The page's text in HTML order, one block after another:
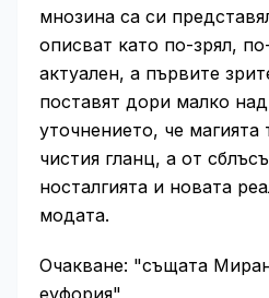
мнозина са си
описват като по-зрял,
актуален, а първите
поставят дори малко
уточнението, че
чистия гланц, а от
носталгията и новата
модата.
Очакване: "същата
еуфория"